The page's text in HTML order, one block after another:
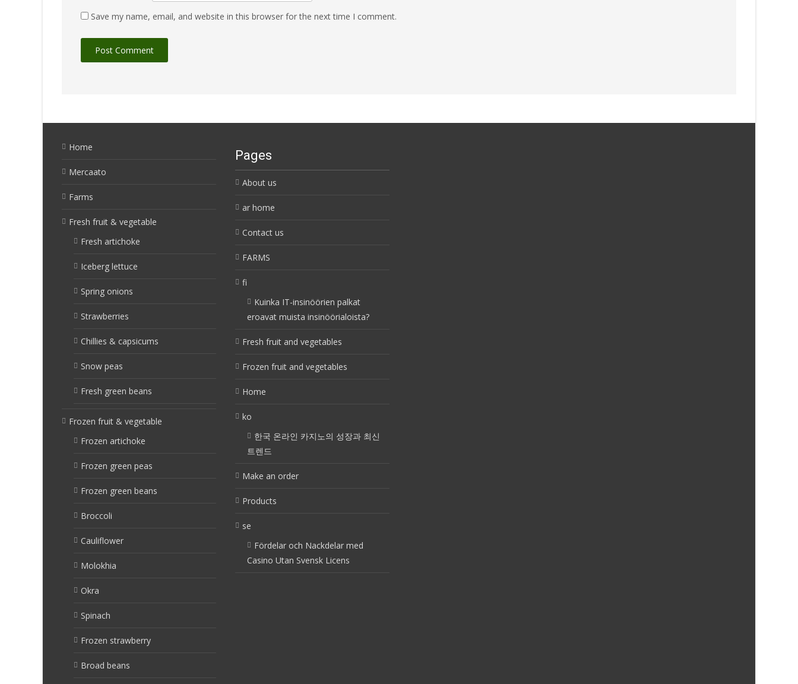
Save my name, email, and website in this browser for the next time I comment.
Home
Mercaato
Farms
Fresh fruit & vegetable
Fresh artichoke
Iceberg lettuce
Spring onions
Strawberries
Chillies & capsicums
Snow peas
Fresh green beans
Frozen fruit & vegetable
Frozen artichoke
Frozen green peas
Frozen green beans
Broccoli
Cauliflower
Molokhia
Okra
Spinach
Frozen strawberry
Broad beans
Pages
About us
ar home
Contact us
FARMS
fi
Kuinka IT-insinöörien palkat
eroavat muista insinöörialoista?
Fresh fruit and vegetables
Frozen fruit and vegetables
Home
ko
한국 온라인 카지노의 성장과 최신
트렌드
Make an order
Products
se
Fördelar och Nackdelar med
Casino Utan Svensk Licens